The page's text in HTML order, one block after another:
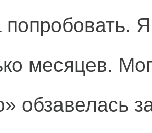
месяцев.
обзавелась